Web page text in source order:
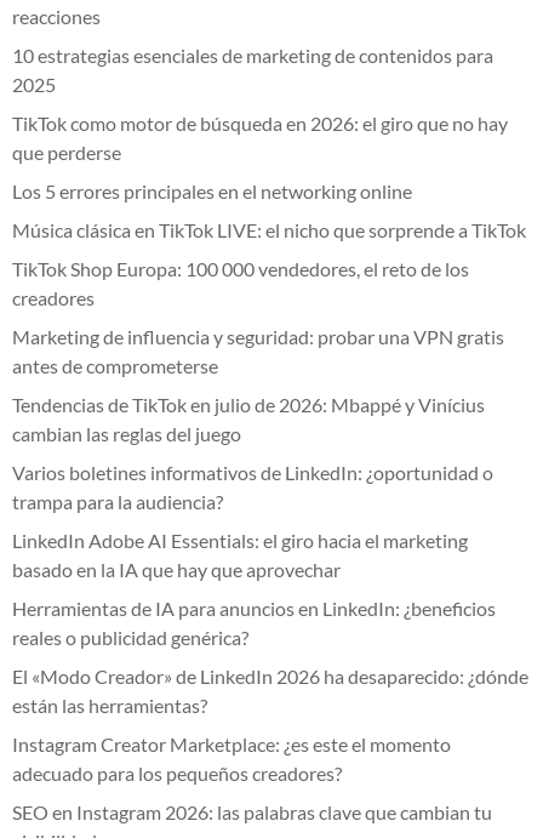
reacciones
10 estrategias esenciales de marketing de contenidos para
2025
TikTok como motor de búsqueda en 2026: el giro que no hay
que perderse
Los 5 errores principales en el networking online
Música clásica en TikTok LIVE: el nicho que sorprende a TikTok
TikTok Shop Europa: 100 000 vendedores, el reto de los
creadores
Marketing de influencia y seguridad: probar una VPN gratis
antes de comprometerse
Tendencias de TikTok en julio de 2026: Mbappé y Vinícius
cambian las reglas del juego
Varios boletines informativos de LinkedIn: ¿oportunidad o
trampa para la audiencia?
LinkedIn Adobe AI Essentials: el giro hacia el marketing
basado en la IA que hay que aprovechar
Herramientas de IA para anuncios en LinkedIn: ¿beneficios
reales o publicidad genérica?
El «Modo Creador» de LinkedIn 2026 ha desaparecido: ¿dónde
están las herramientas?
Instagram Creator Marketplace: ¿es este el momento
adecuado para los pequeños creadores?
SEO en Instagram 2026: las palabras clave que cambian tu